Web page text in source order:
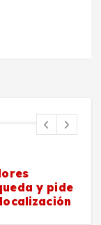
y pide